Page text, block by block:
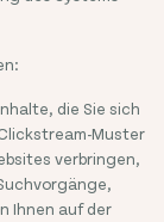
die Sie sich
Muster
verbringen,
Ihnen auf der